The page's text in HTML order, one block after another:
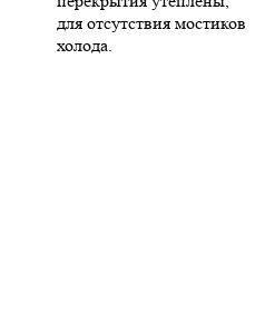
для отсутствия мостиков
холода.